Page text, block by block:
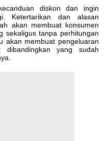
diskon dan ingin
Ketertarikan dan alasan
akan membuat konsumen
sekaligus tanpa perhitungan
akan membuat pengeluaran
dibandingkan yang sudah